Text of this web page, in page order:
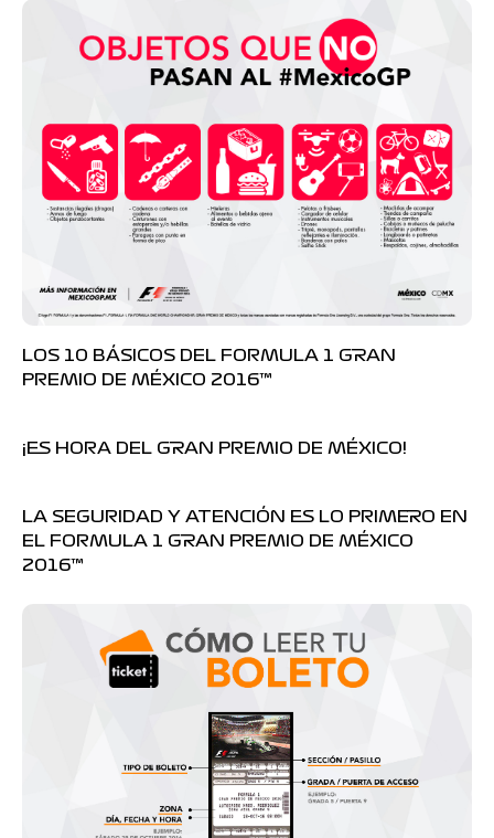
LOS 10 BÁSICOS DEL FORMULA 1 GRAN
PREMIO DE MÉXICO 2016™
¡ES HORA DEL GRAN PREMIO DE MÉXICO!
LA SEGURIDAD Y ATENCIÓN ES LO PRIMERO EN
EL FORMULA 1 GRAN PREMIO DE MÉXICO
2016™